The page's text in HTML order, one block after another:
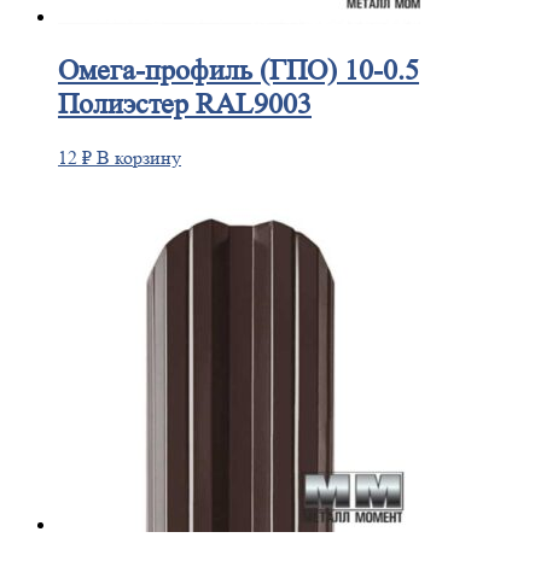
Омега-профиль(ГПО) 10-0.5
Полиэстер RAL9003
12 ₽ В корзину